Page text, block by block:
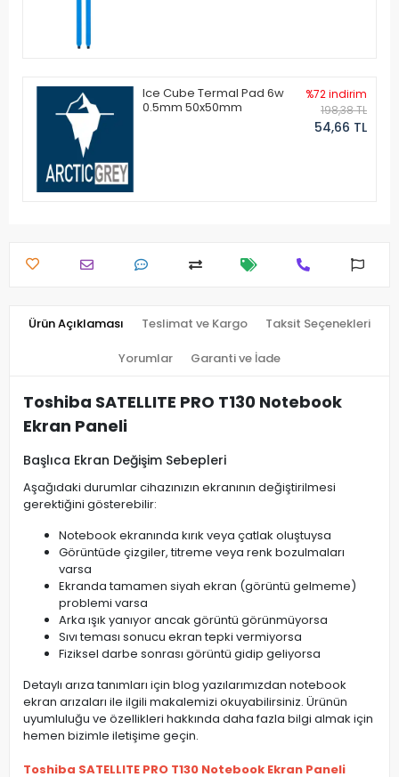
Ice Cube Termal Pad 6w
0.5mm 50x50mm
%72 indirim
198,38 TL
54,66 TL
Ürün Açıklaması Teslimat ve Kargo Taksit Seçenekleri
Yorumlar Garanti ve İade
Toshiba SATELLITE PRO T130 Notebook
Ekran Paneli
Başlıca Ekran Değişim Sebepleri
Aşağıdaki durumlar cihazınızın ekranının değiştirilmesi
gerektiğini gösterebilir:
Notebook ekranında kırık veya çatlak oluştuysa
Görüntüde çizgiler, titreme veya renk bozulmaları
varsa
Ekranda tamamen siyah ekran (görüntü gelmeme)
problemi varsa
Arka ışık yanıyor ancak görüntü görünmüyorsa
Sıvı teması sonucu ekran tepki vermiyorsa
Fiziksel darbe sonrası görüntü gidip geliyorsa
Detaylı arıza tanımları için blog yazılarımızdan notebook
ekran arızaları ile ilgili makalemizi okuyabilirsiniz. Ürünün
uyumluluğu ve özellikleri hakkında daha fazla bilgi almak için
hemen bizimle iletişime geçin.
Toshiba SATELLITE PRO T130 Notebook Ekran Paneli